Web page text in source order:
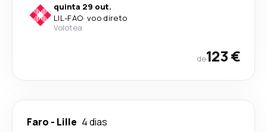
quinta 29 out.
LIL-FAO· voo direto
Volotea
de123 €
Faro - Lille 4 dias